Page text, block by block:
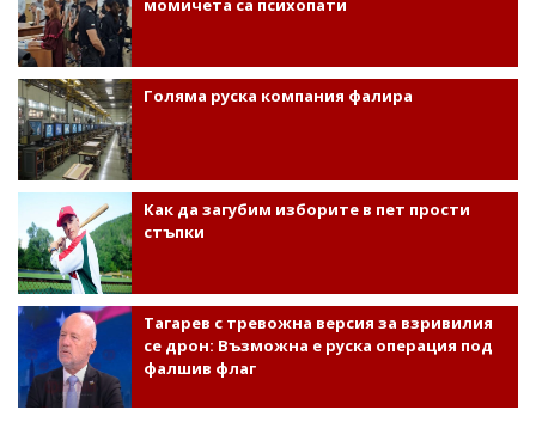
момичета са психопати
Голяма руска компания фалира
Как да загубим изборите в пет прости
стъпки
Тагарев с тревожна версия за взривилия
се дрон: Възможна е руска операция под
фалшив флаг